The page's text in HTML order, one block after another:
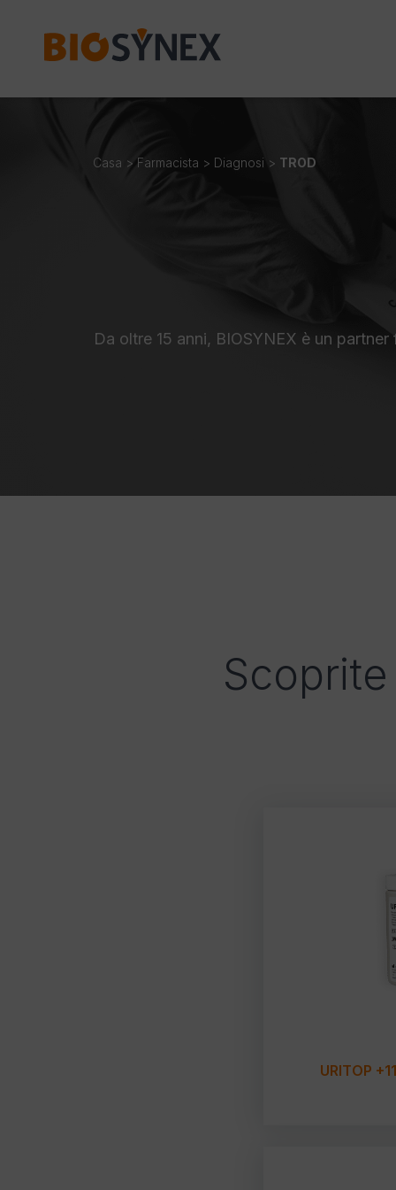
Casa > Farmacista > Diagnosi > TROD
Da oltre 15 anni, BIOSYNEX è un
URITOP